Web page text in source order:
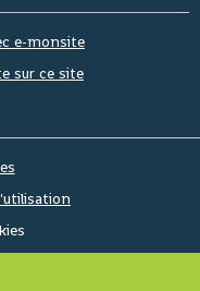
e-monsite
sur ce site